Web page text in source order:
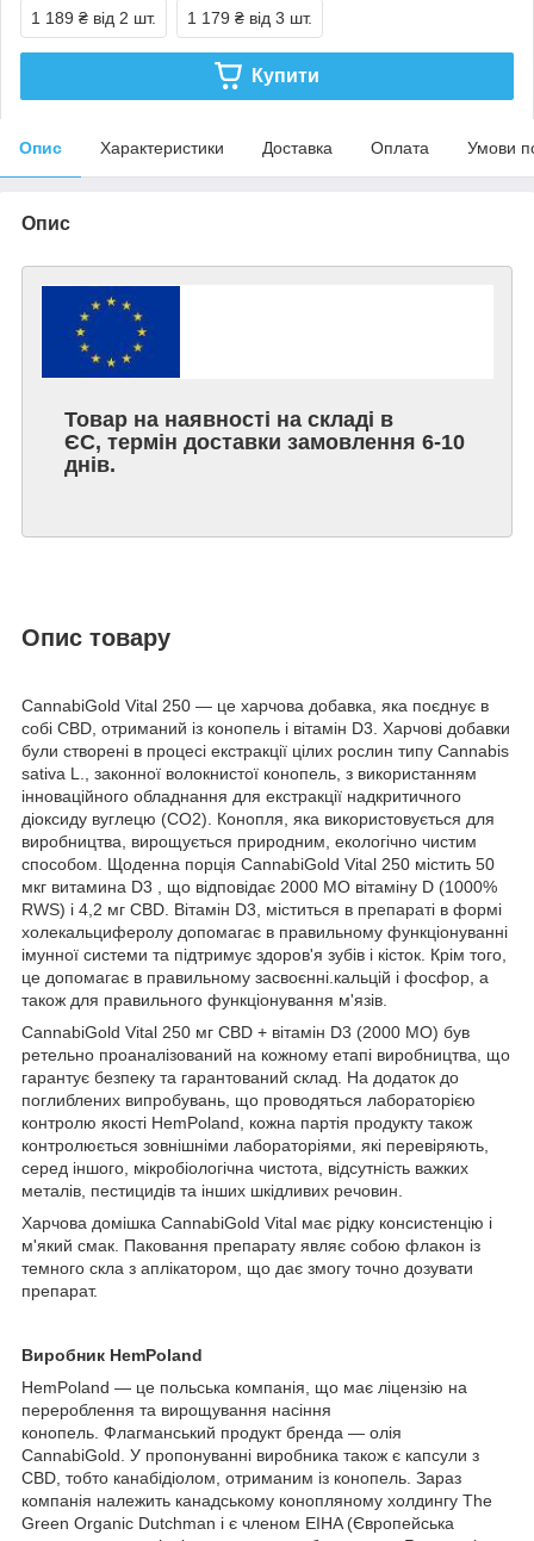
1 189 ₴ від 2 шт. 1 179 ₴ від 3 шт.
Купити
Опис Характеристики Доставка Оплата Умови
Опис
Товар на наявності на складі в
ЄС, термін доставки замовлення 6-10
днів.
Опис товару
CannabiGold Vital 250 — це харчова добавка, яка поєднує в
собі CBD, отриманий із конопель і вітамін D3. Харчові добавки
були створені в процесі екстракції цілих рослин типу Cannabis
sativa L., законної волокнистої конопель, з використанням
інноваційного обладнання для екстракції надкритичного
діоксиду вуглецю (CO2). Конопля, яка використовується для
виробництва, вирощується природним, екологічно чистим
способом. Щоденна порція CannabiGold Vital 250 містить 50
мкг витамина D3 , що відповідає 2000 МО вітаміну D (1000%
RWS) і 4,2 мг CBD. Вітамін D3, міститься в препараті в формі
холекальциферолу допомагає в правильному функціонуванні
імунної системи та підтримує здоров'я зубів і кісток. Крім того,
це допомагає в правильному засвоєнні.кальцій і фосфор, а
також для правильного функціонування м'язів.
CannabiGold Vital 250 мг CBD + вітамін D3 (2000 МО) був
ретельно проаналізований на кожному етапі виробництва, що
гарантує безпеку та гарантований склад. На додаток до
поглиблених випробувань, що проводяться лабораторією
контролю якості HemPoland, кожна партія продукту також
контролюється зовнішніми лабораторіями, які перевіряють,
серед іншого, мікробіологічна чистота, відсутність важких
металів, пестицидів та інших шкідливих речовин.
Харчова домішка CannabiGold Vital має рідку консистенцію і
м'який смак. Паковання препарату являє собою флакон із
темного скла з аплікатором, що дає змогу точно дозувати
препарат.
Виробник HemPoland
HemPoland — це польська компанія, що має ліцензію на
перероблення та вирощування насіння
конопель. Флагманський продукт бренда — олія
CannabiGold. У пропонуванні виробника також є капсули з
CBD, тобто канабідіолом, отриманим із конопель. Зараз
компанія належить канадському конопляному холдингу The
Green Organic Dutchman і є членом EIHA (Європейська